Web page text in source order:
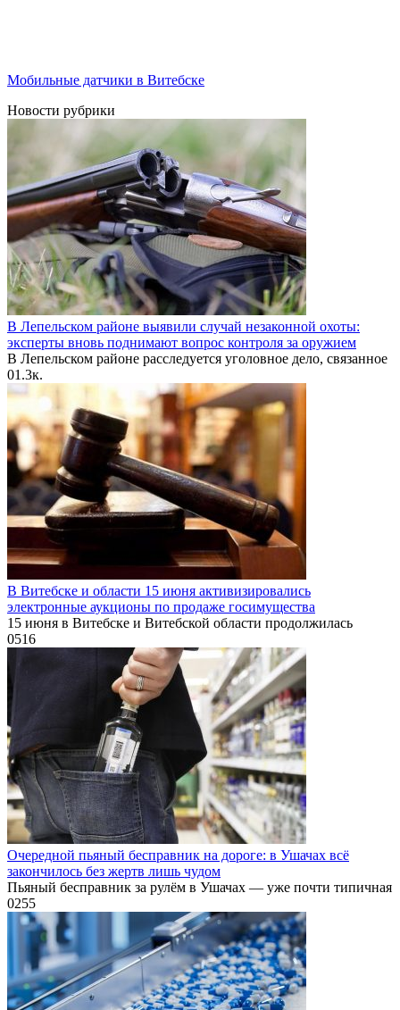
Мобильные датчики в Витебске
Новости рубрики
В Лепельском районе выявили случай незаконной охоты:
эксперты вновь поднимают вопрос контроля за оружием
В Лепельском районе расследуется уголовное дело, связанное
01.3к.
В Витебске и области 15 июня активизировались
электронные аукционы по продаже госимущества
15 июня в Витебске и Витебской области продолжилась
0516
Очередной пьяный бесправник на дороге: в Ушачах всё
закончилось без жертв лишь чудом
Пьяный бесправник за рулём в Ушачах — уже почти типичная
0255